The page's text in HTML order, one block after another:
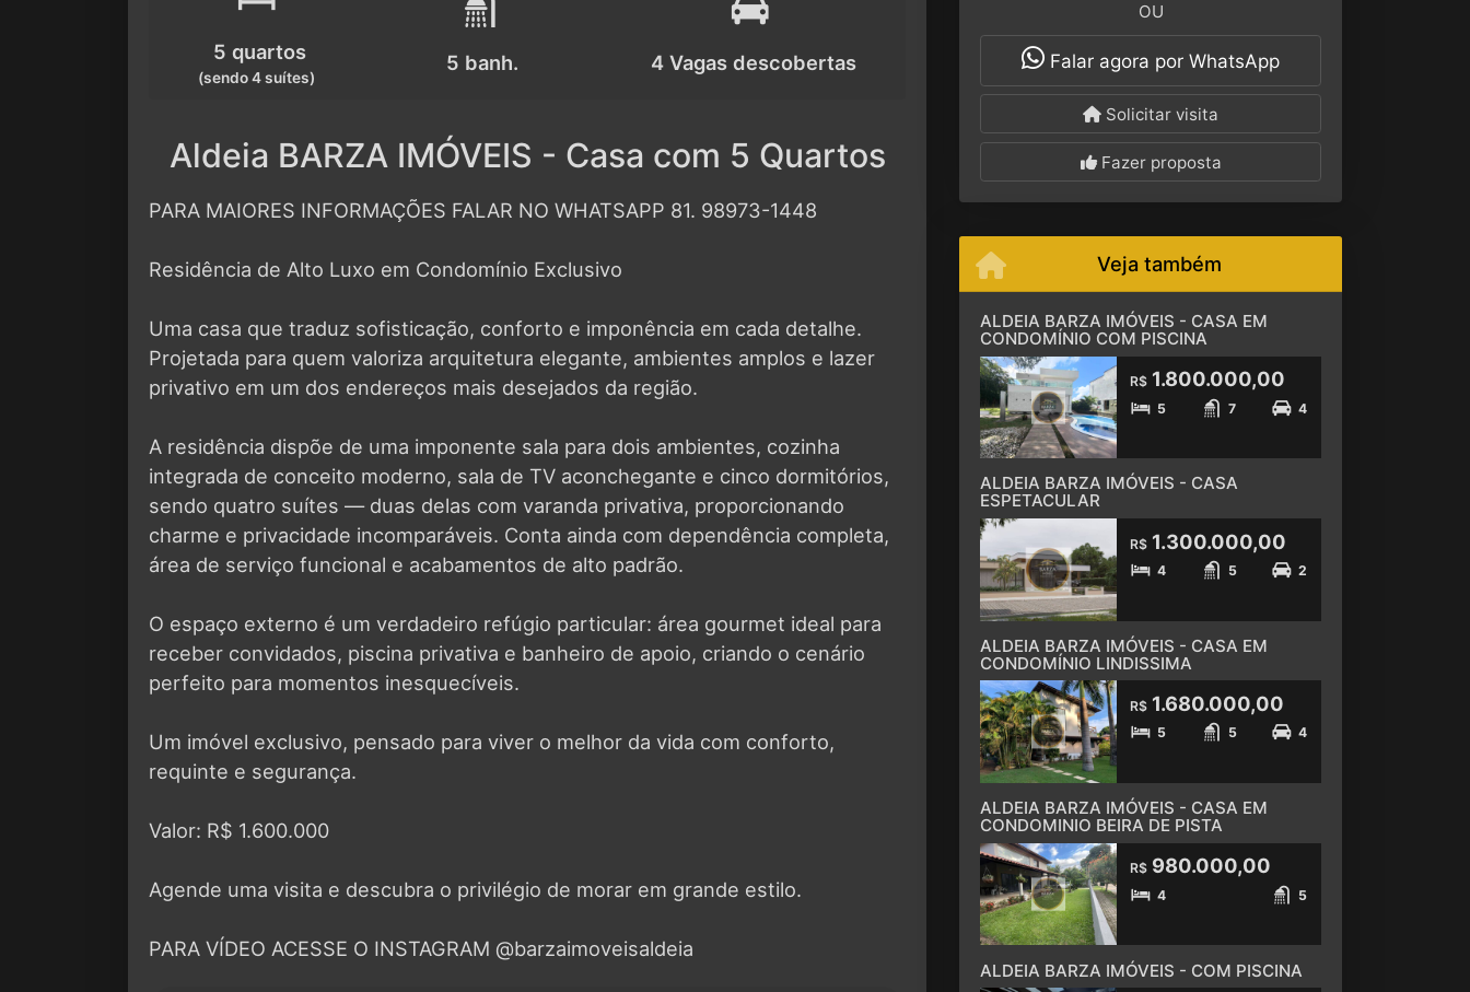
5 quartos
(sendo 4 suítes)
5 banh. 4 Vagas descobertas
Aldeia BARZA IMÓVEIS - Casa com 5 Quartos
PARA MAIORES INFORMAÇÕES FALAR NO WHATSAPP 81. 98973-1448
Residência de Alto Luxo em Condomínio Exclusivo
Uma casa que traduz sofisticação, conforto e imponência em cada detalhe.
Projetada para quem valoriza arquitetura elegante, ambientes amplos e lazer
privativo em um dos endereços mais desejados da região.
A residência dispõe de uma imponente sala para dois ambientes, cozinha
integrada de conceito moderno, sala de TV aconchegante e cinco dormitórios,
sendo quatro suítes — duas delas com varanda privativa, proporcionando
charme e privacidade incomparáveis. Conta ainda com dependência completa,
área de serviço funcional e acabamentos de alto padrão.
O espaço externo é um verdadeiro refúgio particular: área gourmet ideal para
receber convidados, piscina privativa e banheiro de apoio, criando o cenário
perfeito para momentos inesquecíveis.
Um imóvel exclusivo, pensado para viver o melhor da vida com conforto,
requinte e segurança.
Valor: R$ 1.600.000
Agende uma visita e descubra o privilégio de morar em grande estilo.
PARA VÍDEO ACESSE O INSTAGRAM @barzaimoveisaldeia
OU
Falar agora por WhatsApp
Solicitar visita
Fazer proposta
Veja também
ALDEIA BARZA IMÓVEIS - CASA EM
CONDOMÍNIO COM PISCINA
R$1.800.000,00
5 7 4
ALDEIA BARZA IMÓVEIS - CASA
ESPETACULAR
R$1.300.000,00
4 5 2
ALDEIA BARZA IMÓVEIS - CASA EM
CONDOMÍNIO LINDISSIMA
R$1.680.000,00
5 5 4
ALDEIA BARZA IMÓVEIS - CASA EM
CONDOMINIO BEIRA DE PISTA
R$980.000,00
4 5
ALDEIA BARZA IMÓVEIS - COM PISCINA